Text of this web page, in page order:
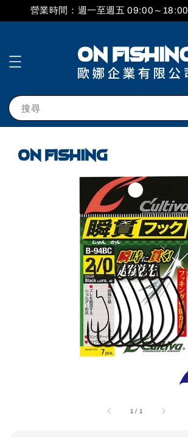
營業時間：週一至週五 09:00～18:00
搜尋
1 / 1